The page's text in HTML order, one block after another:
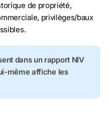
de propriété,
privilèges/baux
dans un rapport NIV
même affiche les